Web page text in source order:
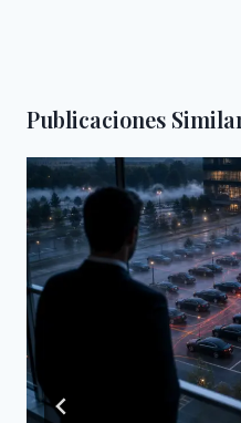
Publicaciones